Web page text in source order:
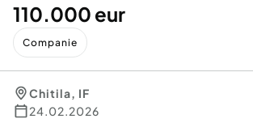
110.000 eur
Companie
Chitila, IF
24.02.2026